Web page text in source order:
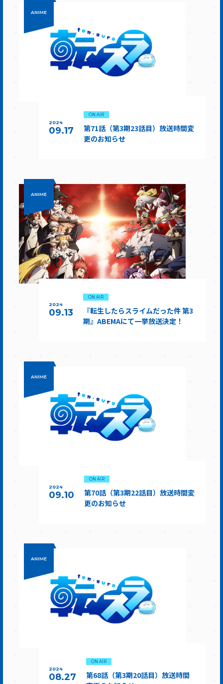
ANIME
2024
09.17
ON AIR
第71話（第3期23話目）放送時間変
更のお知らせ
ANIME
2024
09.13
ON AIR
『転生したらスライムだった件 第3
期』ABEMAにて一挙放送決定！
ANIME
2024
09.10
ON AIR
第70話（第3期22話目）放送時間変
更のお知らせ
ANIME
2024
08.27
ON AIR
第68話（第3期20話目）放送時間